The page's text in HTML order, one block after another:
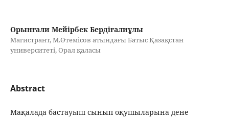
Орынғали Мейірбек Бердіғалиұлы
Магистрант, М.Өтемісов атындағы Батыс Қазақстан
университеті, Орал қаласы
Abstract
Мақалада бастауыш сынып оқушыларына дене